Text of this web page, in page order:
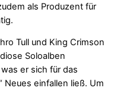
als Produzent für
Tull und King Crimson
Soloalben
er sich für das
Neues einfallen ließ. Um